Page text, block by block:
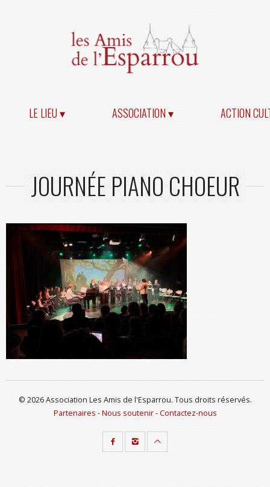
LE LIEU ▾ ASSOCIATION ▾ ACTION
JOURNÉE PIANO CHOEUR
© 2026 Association Les Amis de l'Esparrou. Tous droits réservés.
Partenaires -Nous soutenir-Contactez-nous